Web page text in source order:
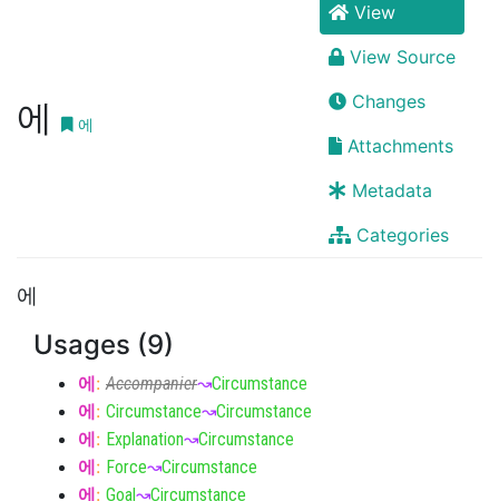
에 에
View
View Source
Changes
Attachments
Metadata
Categories
에
Usages (9)
에:Accompanier↝Circumstance
에: Circumstance↝Circumstance
에: Explanation↝Circumstance
에: Force↝Circumstance
에: Goal↝Circumstance